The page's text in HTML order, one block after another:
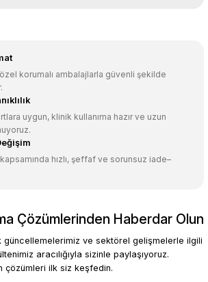
bozuk veya görüntülenemiyor.
eksik bilgiler bulunuyor.
bulunuyor.
daha pahalı.
alternatifler olmalı.
Gönder
korumalı ambalajlarla güvenli şekilde
uygun, klinik kullanıma hazır ve uzun
hızlı, şeffaf ve sorunsuz iade–
Çözümlerinden Haberdar Olun
güncellemelerimiz ve sektörel gelişmelerle ilgili
aracılığıyla sizinle paylaşıyoruz.
çözümleri ilk siz keşfedin.